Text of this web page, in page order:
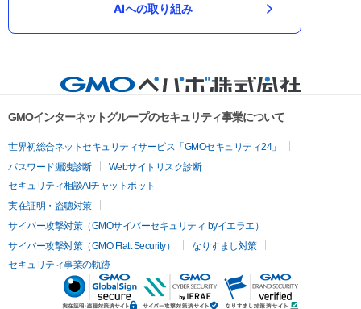
AIへの取り組み
GMOインターネットグループのセキュリティ事業について
世界初総合ネットセキュリティサービス「GMOセキュリティ24」
パスワード漏洩診断
Webサイトリスク診断
セキュリティ相談AIチャットボット
実在証明・盗聴対策
サイバー攻撃対策（GMOサイバーセキュリティ byイエラエ）
サイバー攻撃対策（GMO Flatt Security）
なりすまし対策
セキュリティ事業の軌跡